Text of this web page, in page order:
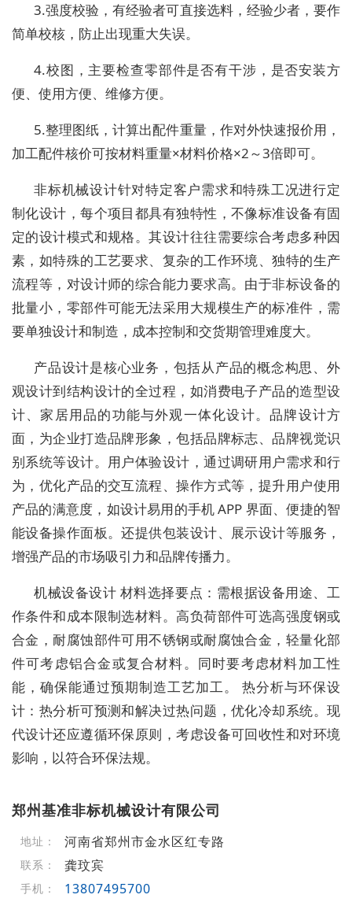
3.强度校验，有经验者可直接选料，经验少者，要作
简单校核，防止出现重大失误。
4.校图，主要检查零部件是否有干涉，是否安装方
便、使用方便、维修方便。
5.整理图纸，计算出配件重量，作对外快速报价用，
加工配件核价可按材料重量×材料价格×2～3倍即可。
非标机械设计针对特定客户需求和特殊工况进行定
制化设计，每个项目都具有独特性，不像标准设备有固
定的设计模式和规格。其设计往往需要综合考虑多种因
素，如特殊的工艺要求、复杂的工作环境、独特的生产
流程等，对设计师的综合能力要求高。由于非标设备的
批量小，零部件可能无法采用大规模生产的标准件，需
要单独设计和制造，成本控制和交货期管理难度大。
产品设计是核心业务，包括从产品的概念构思、外
观设计到结构设计的全过程，如消费电子产品的造型设
计、家居用品的功能与外观一体化设计。品牌设计方
面，为企业打造品牌形象，包括品牌标志、品牌视觉识
别系统等设计。用户体验设计，通过调研用户需求和行
为，优化产品的交互流程、操作方式等，提升用户使用
产品的满意度，如设计易用的手机 APP 界面、便捷的智
能设备操作面板。还提供包装设计、展示设计等服务，
增强产品的市场吸引力和品牌传播力。
机械设备设计 材料选择要点：需根据设备用途、工
作条件和成本限制选材料。高负荷部件可选高强度钢或
合金，耐腐蚀部件可用不锈钢或耐腐蚀合金，轻量化部
件可考虑铝合金或复合材料。同时要考虑材料加工性
能，确保能通过预期制造工艺加工。 热分析与环保设
计：热分析可预测和解决过热问题，优化冷却系统。现
代设计还应遵循环保原则，考虑设备可回收性和对环境
影响，以符合环保法规。
郑州基准非标机械设计有限公司
地址： 河南省郑州市金水区红专路
联系： 龚玟宾
手机： 13807495700